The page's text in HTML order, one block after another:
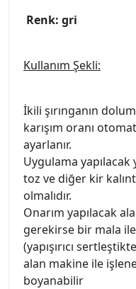
Renk: gri
Kullanım Şekli:
İkili şırınganın
karışım oranı
ayarlanır.
Uygulama
toz ve diğer kir
olmalıdır.
Onarım yapılacak
gerekirse bir mala
(yapışırıcı
alan makine ile
boyanabilir